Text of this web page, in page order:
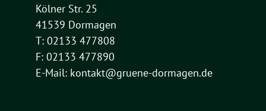
Kölner Str. 25
41539 Dormagen
T: 02133 477808
F: 02133 477890
E-Mail: kontakt@gruene-dormagen.de